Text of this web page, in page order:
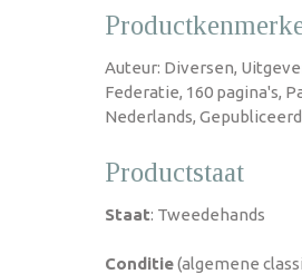
Auteur: Diversen,
Federatie, 160 pagina's,
Nederlands, Gepubliceerd
Productstaat
Staat: Tweedehands
Conditie(algemene